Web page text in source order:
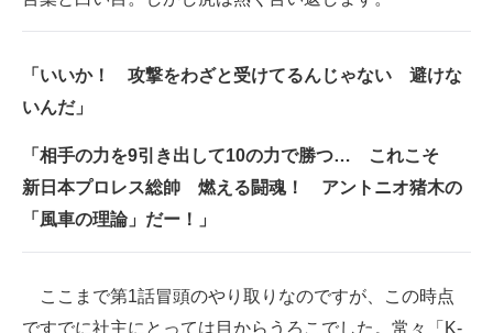
「いいか！ 攻撃をわざと受けてるんじゃない 避けな
いんだ」
「相手の力を9引き出して10の力で勝つ… これこそ
新日本プロレス総帥 燃える闘魂！ アントニオ猪木の
「風車の理論」だー！」
ここまで第1話冒頭のやり取りなのですが、この時点
ですでに社主にとっては目からうろこでした。常々「K-